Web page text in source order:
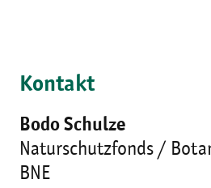
Kontakt
Bodo Schulze
Naturschutzfonds /
BNE